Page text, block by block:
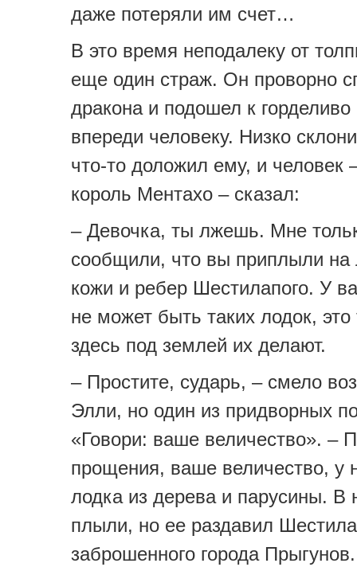
даже потеряли им счет…
В это время неподалеку от
еще один страж. Он проворно
дракона и подошел к
впереди человеку. Низко
что-то доложил ему, и человек
король Ментахо – сказал:
– Девочка, ты лжешь. Мне
сообщили, что вы приплыли на
кожи и ребер Шестилапого. У
не может быть таких лодок, это
здесь под землей их делают.
– Простите, сударь, – смело
Элли, но один из придворных
«Говори: ваше величество». –
прощения, ваше величество, у
лодка из дерева и парусины. В
плыли, но ее раздавил
заброшенного города